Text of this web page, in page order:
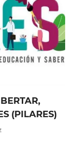
(PILARES)